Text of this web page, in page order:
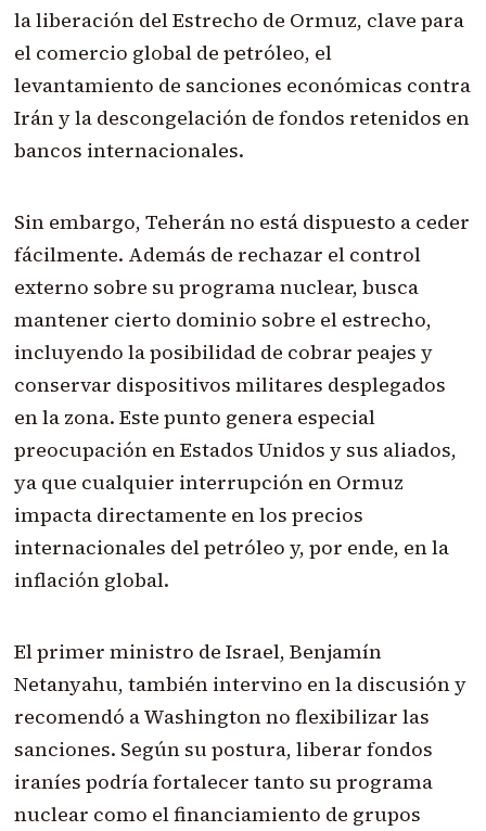
la liberación del Estrecho de Ormuz, clave para
el comercio global de petróleo, el
levantamiento de sanciones económicas contra
Irán y la descongelación de fondos retenidos en
bancos internacionales.
Sin embargo, Teherán no está dispuesto a ceder
fácilmente. Además de rechazar el control
externo sobre su programa nuclear, busca
mantener cierto dominio sobre el estrecho,
incluyendo la posibilidad de cobrar peajes y
conservar dispositivos militares desplegados
en la zona. Este punto genera especial
preocupación en Estados Unidos y sus aliados,
ya que cualquier interrupción en Ormuz
impacta directamente en los precios
internacionales del petróleo y, por ende, en la
inflación global.
El primer ministro de Israel, Benjamín
Netanyahu, también intervino en la discusión y
recomendó a Washington no flexibilizar las
sanciones. Según su postura, liberar fondos
iraníes podría fortalecer tanto su programa
nuclear como el financiamiento de grupos